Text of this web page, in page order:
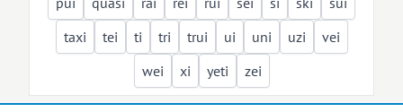
taxi
tei ti tri trui ui uni uzi
vei
wei
xi yeti zei